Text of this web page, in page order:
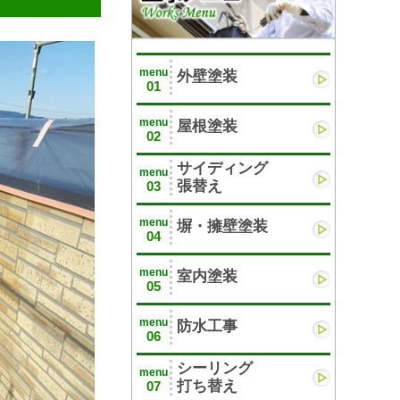
menu
01
外壁塗装
menu
02
屋根塗装
menu
03
サイディング
張替え
menu
04
塀・擁壁塗装
menu
05
室内塗装
menu
06
防水工事
menu
07
シーリング
打ち替え